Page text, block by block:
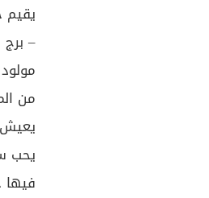
يقيم
–
من
يحب
فيها